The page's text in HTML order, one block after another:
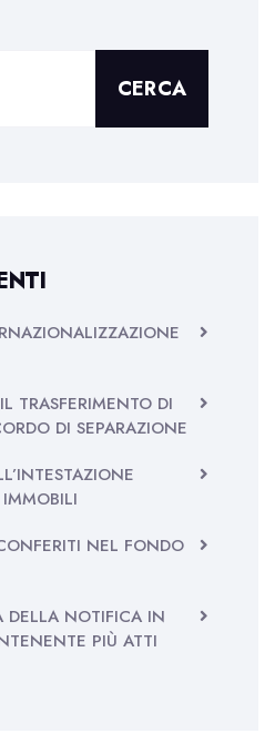
CERCA
TRASFERIMENTO DI
DI SEPARAZIONE
NEL FONDO
DELLA NOTIFICA IN
PIÙ ATTI